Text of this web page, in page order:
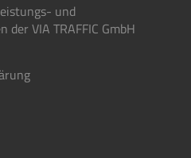
und
der VIA TRAFFIC GmbH